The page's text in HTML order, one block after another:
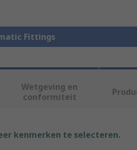
Fittings
Wetgeving en
conformiteit
kenmerken te selecteren.